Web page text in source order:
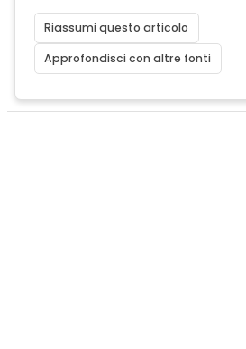
Riassumi questo articolo
Approfondisci con altre fonti